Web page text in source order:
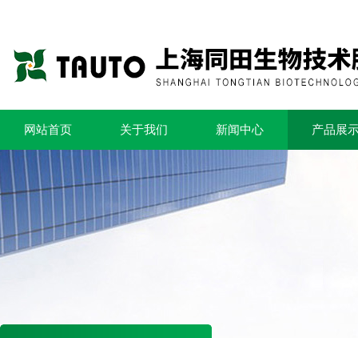
网站首页 关于我们 新闻中心 产品展